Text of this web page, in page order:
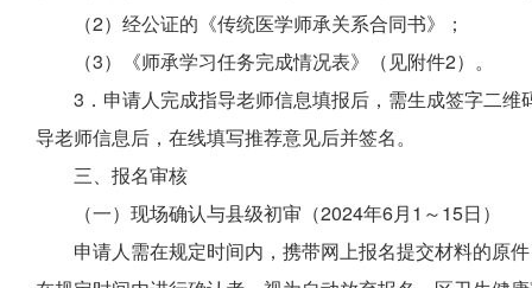
（2）经公证的《传统医学师承关系合同书》；
（3）《师承学习任务完成情况表》（见附件2）。
3．申请人完成指导老师信息填报后，需生成签字二
导老师信息后，在线填写推荐意见后并签名。
三、报名审核
（一）现场确认与县级初审（2024年6月1～15日）
申请人需在规定时间内，携带网上报名提交材料的原